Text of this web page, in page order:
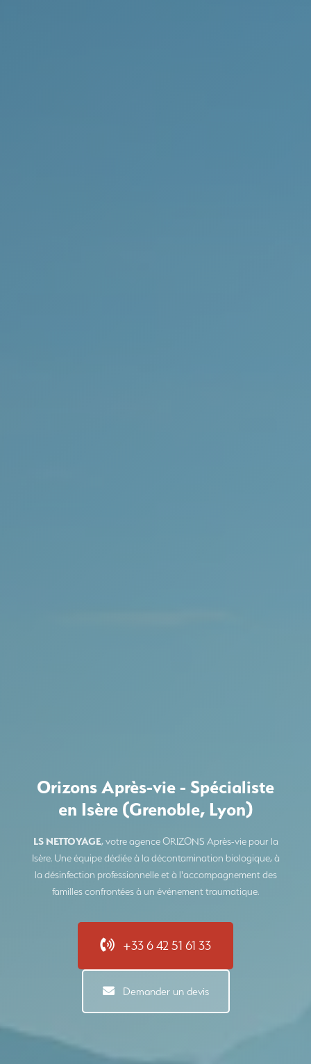
Orizons Après-vie - Spécialiste
en Isère (Grenoble, Lyon)
LS NETTOYAGE, votre agence ORIZONS Après-vie pour la
Isère. Une équipe dédiée à la décontamination biologique, à
la désinfection professionnelle et à l'accompagnement des
familles confrontées à un événement traumatique.
+33 6 42 51 61 33
Demander un devis